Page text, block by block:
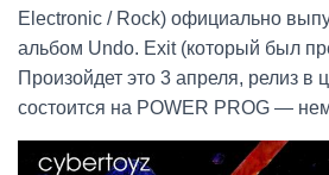
Electronic / Rock) официально
альбом Undo. Exit (который был
Произойдет это 3 апреля, релиз
состоится на POWER PROG —